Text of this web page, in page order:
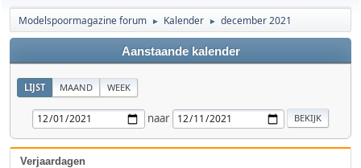
Modelspoormagazine forum ► Kalender ► december 2021
Aanstaande kalender
LIJST MAAND WEEK
naar
Verjaardagen